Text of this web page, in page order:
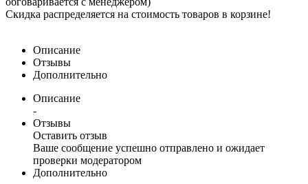
Скидка распределяется на стоимость товаров в корзине!
Описание
Отзывы
Дополнительно
Описание
-
Отзывы
Оставить отзыв
Ваше сообщение успешно отправлено и ожидает
проверки модератором
Дополнительно